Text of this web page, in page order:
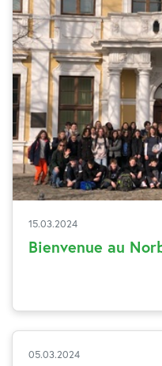
15.03.2024
Bienvenue au
05.03.2024